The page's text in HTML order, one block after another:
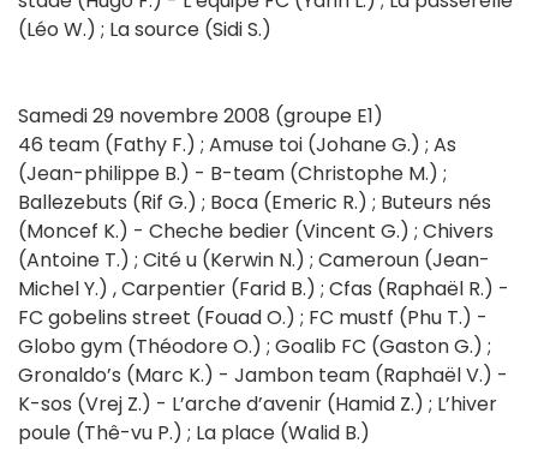
(Léo W.) ; La source (Sidi S.)
Samedi 29 novembre 2008 (groupe E1)
46 team (Fathy F.) ; Amuse toi (Johane G.) ; As
(Jean-philippe B.) - B-team (Christophe M.) ;
Ballezebuts (Rif G.) ; Boca (Emeric R.) ; Buteurs nés
(Moncef K.) - Cheche bedier (Vincent G.) ; Chivers
(Antoine T.) ; Cité u (Kerwin N.) ; Cameroun (Jean-
Michel Y.) , Carpentier (Farid B.) ; Cfas (Raphaël R.) -
FC gobelins street (Fouad O.) ; FC mustf (Phu T.) -
Globo gym (Théodore O.) ; Goalib FC (Gaston G.) ;
Gronaldo’s (Marc K.) - Jambon team (Raphaël V.) -
K-sos (Vrej Z.) - L’arche d’avenir (Hamid Z.) ; L’hiver
poule (Thê-vu P.) ; La place (Walid B.)